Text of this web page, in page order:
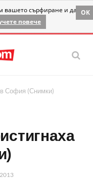
вашето сърфиране и да
повече
OK
в София (Снимки)